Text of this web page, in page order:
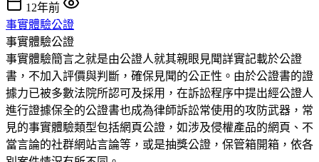
12年前
事實體驗公證
事實體驗公證
事實體驗簡言之就是由公證人就其親眼見聞詳實記載於公證
書，不加入評價與判斷，確保見聞的公正性。由於公證書的證
據力已被多數法院所認可及採用，在訴訟程序中提出經公證人
進行證據保全的公證書也成為律師訴訟常使用的攻防武器，常
見的事實體驗類型包括網頁公證，如涉及侵權產品的網頁、不
當言論的社群網站言論等，或是抽獎公證，保管箱開箱，依各